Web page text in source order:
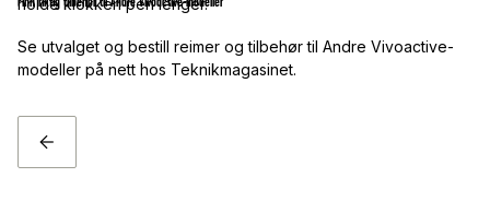
holde klokken pen lenger.
Se utvalget og bestill reimer og tilbehør til Andre Vivoactive-
modeller på nett hos Teknikmagasinet.
TILBAKE